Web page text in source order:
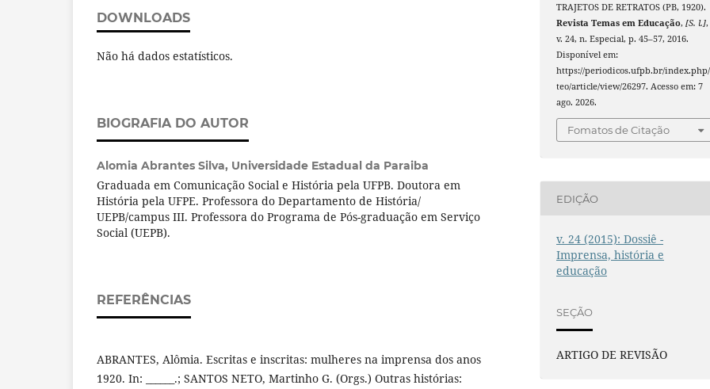
DOWNLOADS
Não há dados estatísticos.
BIOGRAFIA DO AUTOR
Alomia Abrantes Silva, Universidade Estadual da Paraiba
Graduada em Comunicação Social e História pela UFPB. Doutora em
História pela UFPE. Professora do Departamento de História/
UEPB/campus III. Professora do Programa de Pós-graduação em Serviço
Social (UEPB).
REFERÊNCIAS
ABRANTES, Alômia. Escritas e inscritas: mulheres na imprensa dos anos
1920. In: ______.; SANTOS NETO, Martinho G. (Orgs.) Outras histórias:
TRAJETOS DE RETRATOS (PB, 1920).
Revista Temas em Educação,[S. l.],
v. 24, n. Especial, p. 45–57, 2016.
Disponível em:
https://periodicos.ufpb.br/
teo/article/view/26297. Acesso em: 7
ago. 2026.
Fomatos de Citação
EDIÇÃO
v. 24 (2015): Dossiê -
Imprensa, história e
educação
SEÇÃO
ARTIGO DE REVISÃO